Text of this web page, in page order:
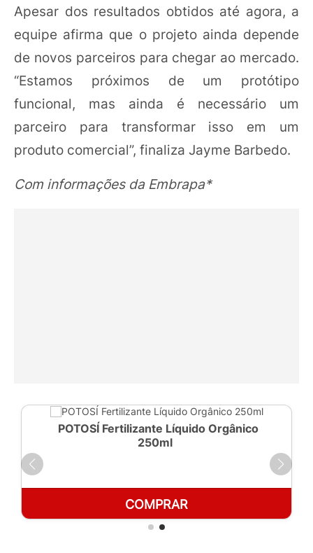
Apesar dos resultados obtidos até agora, a
equipe afirma que o projeto ainda depende
de novos parceiros para chegar ao mercado.
“Estamos próximos de um protótipo
funcional, mas ainda é necessário um
parceiro para transformar isso em um
produto comercial”, finaliza Jayme Barbedo.
Com informações da Embrapa*
POTOSÍ Fertilizante Líquido Orgânico
250ml
COMPRAR